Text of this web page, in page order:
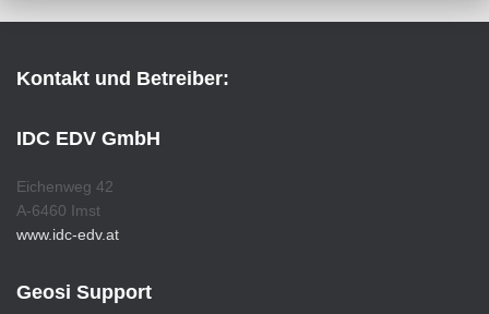
Kontakt und Betreiber:
IDC EDV GmbH
Eichenweg 42
A-6460 Imst
www.idc-edv.at
Geosi Support